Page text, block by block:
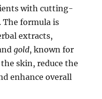
with cutting-
The formula is
extracts,
gold, known for
skin, reduce the
enhance overall